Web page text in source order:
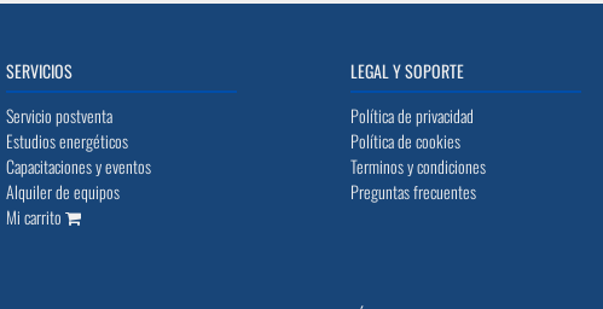
SERVICIOS
Servicio postventa
Estudios energéticos
Capacitaciones y eventos
Alquiler de equipos
Mi carrito
LEGAL Y SOPORTE
Política de privacidad
Política de cookies
Terminos y condiciones
Preguntas frecuentes